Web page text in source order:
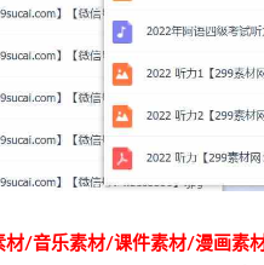
/音乐素材/课件素材/漫画素